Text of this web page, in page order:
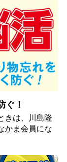
ぐ！
きは、川島隆
かま会員にな